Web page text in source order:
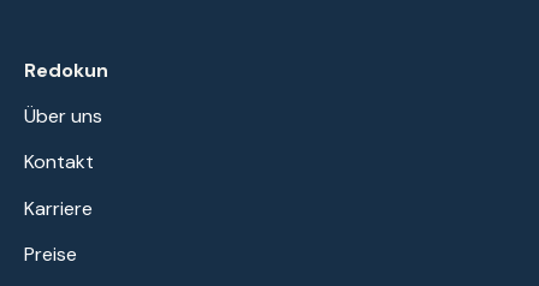
Redokun
Über uns
Kontakt
Karriere
Preise